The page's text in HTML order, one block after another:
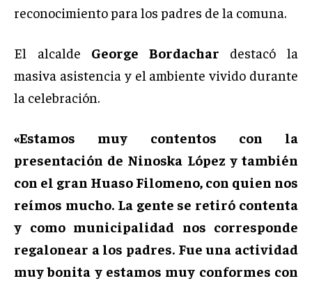
reconocimiento para los padres de la comuna.
El alcalde George Bordachar destacó la
masiva asistencia y el ambiente vivido durante
la celebración.
«Estamos muy contentos con la
presentación de Ninoska López y también
con el gran Huaso Filomeno, con quien nos
reímos mucho. La gente se retiró contenta
y como municipalidad nos corresponde
regalonear a los padres. Fue una actividad
muy bonita y estamos muy conformes con